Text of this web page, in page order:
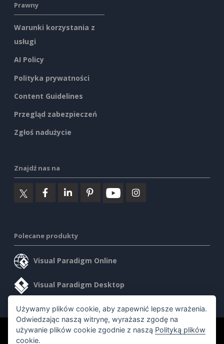
Prawny
Warunki korzystania z
usługi
AI Policy
Polityka prywatności
Content Guidelines
Przegląd zabezpieczeń
Zgłoś nadużycie
Znajdź nas na
Polecane produkty
Visual Paradigm Online
Visual Paradigm Desktop
©2026 by Visual Paradigm. Wszelkie prawa zastrzeżone.
Używamy plików cookie, aby zapewnić lepsze wrażenia.
Odwiedzając naszą witrynę, wyrażasz zgodę na
używanie plików cookie zgodnie z naszą Polityką plików
cookie.